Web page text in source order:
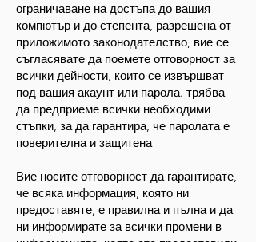
ограничаване на достъпа до вашия
компютър и до степента, разрешена от
приложимото законодателство, вие се
съгласявате да поемете отговорност за
всички дейности, които се извършват
под вашия акаунт или парола. трябва
да предприеме всички необходими
стъпки, за да гарантира, че паролата е
поверителна и защитена
Вие носите отговорност да гарантирате,
че всяка информация, която ни
предоставяте, е правилна и пълна и да
ни информирате за всички промени в